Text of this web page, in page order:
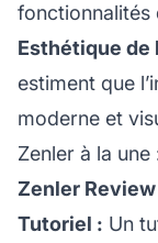
fonctionnalités
Esthétique de
estiment que
moderne et
Zenler à la une
Zenler
Tutoriel : Un